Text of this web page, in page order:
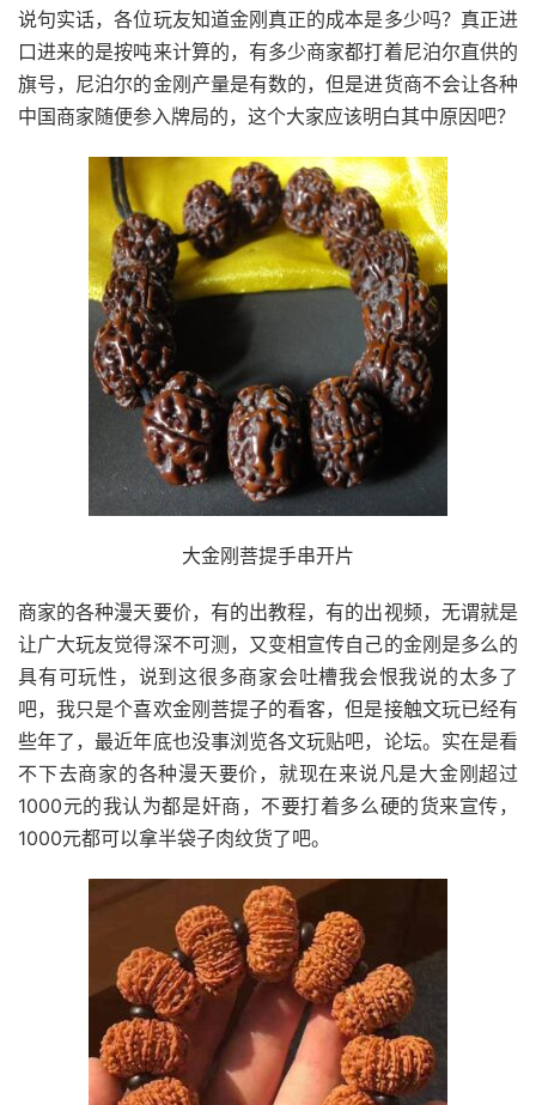
说句实话，各位玩友知道金刚真正的成本是多少吗？真正进
口进来的是按吨来计算的，有多少商家都打着尼泊尔直供的
旗号，尼泊尔的金刚产量是有数的，但是进货商不会让各种
中国商家随便参入牌局的，这个大家应该明白其中原因吧？
大金刚菩提手串开片
商家的各种漫天要价，有的出教程，有的出视频，无谓就是
让广大玩友觉得深不可测，又变相宣传自己的金刚是多么的
具有可玩性，说到这很多商家会吐槽我会恨我说的太多了
吧，我只是个喜欢金刚菩提子的看客，但是接触文玩已经有
些年了，最近年底也没事浏览各文玩贴吧，论坛。实在是看
不下去商家的各种漫天要价，就现在来说凡是大金刚超过
1000元的我认为都是奸商，不要打着多么硬的货来宣传，
1000元都可以拿半袋子肉纹货了吧。